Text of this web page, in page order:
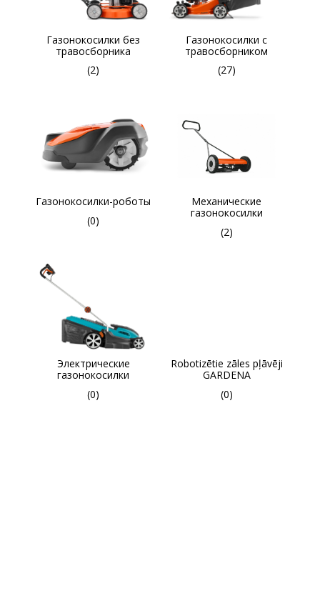
Газонокосилки без
травосборника
(2)
Газонокосилки с
травосборником
(27)
Газонокосилки-роботы
(0)
Механические
газонокосилки
(2)
Электрические
газонокосилки
(0)
Robotizētie zāles pļāvēji
GARDENA
(0)